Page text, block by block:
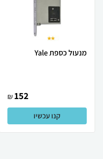
מנעול כספת Yale
152
₪
קנו עכשיו